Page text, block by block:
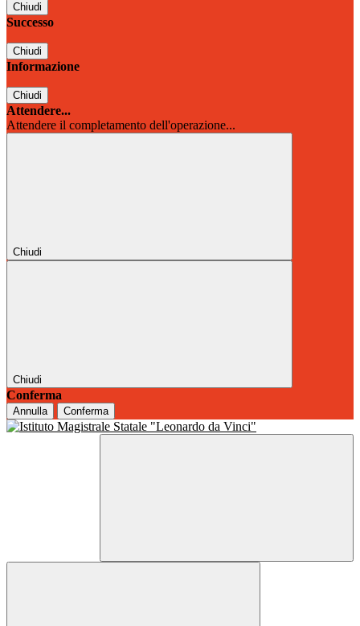
Chiudi
Successo
Chiudi
Informazione
Chiudi
Attendere...
Attendere il completamento dell'operazione...
Chiudi
Chiudi
Conferma
Annulla Conferma